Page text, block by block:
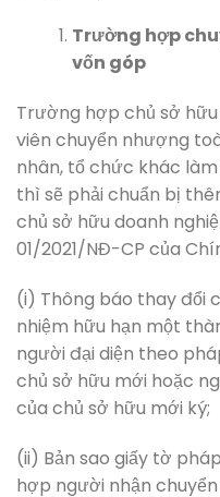
Trường hợp
vốn góp
Trường hợp chủ sở
viên chuyển nhượng
nhân, tổ chức khác
thì sẽ phải chuẩn bị
chủ sở hữu doanh
01/2021/NĐ-CP của
(i) Thông báo thay đổi
nhiệm hữu hạn một
người đại diện theo
chủ sở hữu mới hoặc
của chủ sở hữu mới ký;
(ii) Bản sao giấy tờ
hợp người nhận